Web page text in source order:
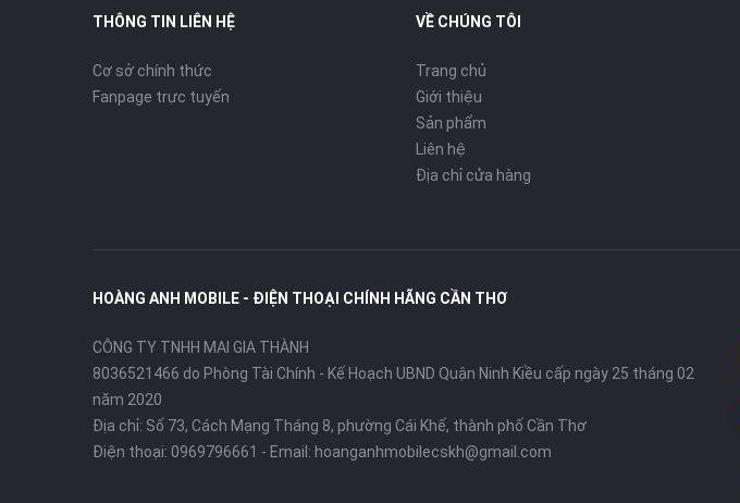
THÔNG TIN LIÊN HỆ
Cơ sở chính thức
Fanpage trực tuyến
VỀ CHÚNG TÔI
Trang chủ
Giới thiệu
Sản phẩm
Liên hệ
Địa chỉ cửa hàng
HOÀNG ANH MOBILE - ĐIỆN THOẠI CHÍNH HÃNG CẦN THƠ
CÔNG TY TNHH MAI GIA THÀNH
8036521466 do Phòng Tài Chính - Kế Hoạch UBND Quận Ninh Kiều cấp ngày 25 tháng 02
năm 2020
Địa chỉ: Số 73, Cách Mạng Tháng 8, phường Cái Khế, thành phố Cần Thơ
Điện thoại: 0969796661 - Email: hoanganhmobilecskh@gmail.com